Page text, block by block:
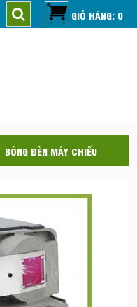
BÓNG ĐÈN MÁY CHIẾU
GIỎ HÀNG: 0